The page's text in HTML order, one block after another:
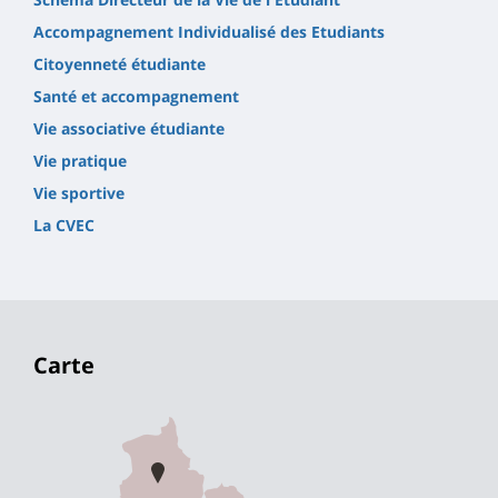
Accompagnement Individualisé des Etudiants
Citoyenneté étudiante
Santé et accompagnement
Vie associative étudiante
Vie pratique
Vie sportive
La CVEC
Carte